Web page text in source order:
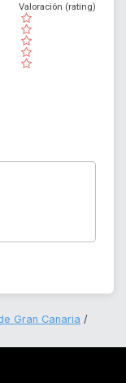
( )
( )
( )
( )
( )
Valoración (rating)
Gran Canaria